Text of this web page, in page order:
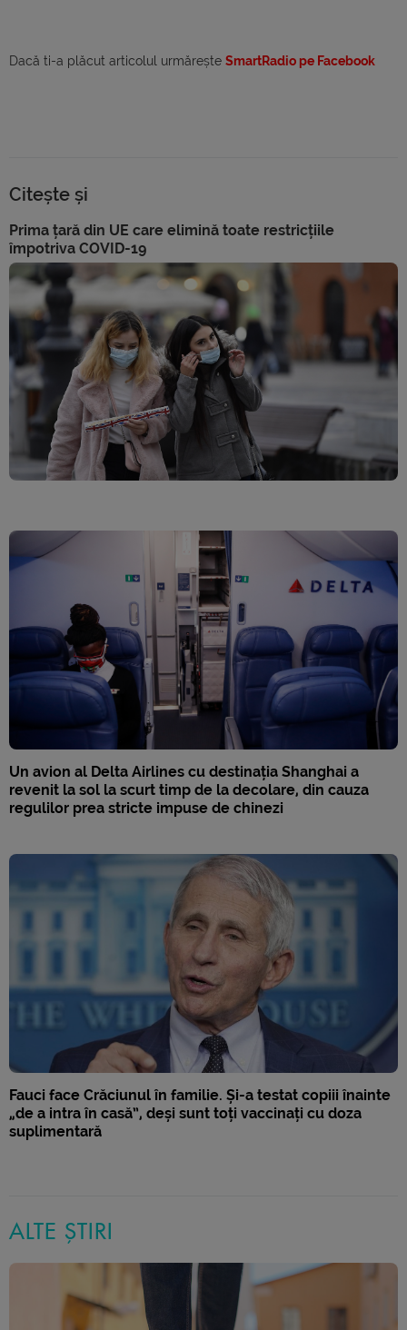
Dacă ti-a plăcut articolul urmărește SmartRadio pe Facebook
Citește și
Prima țară din UE care elimină toate restricțiile
împotriva COVID-19
Un avion al Delta Airlines cu destinația Shanghai a
revenit la sol la scurt timp de la decolare, din cauza
regulilor prea stricte impuse de chinezi
Fauci face Crăciunul în familie. Și-a testat copiii înainte
„de a intra în casă”, deși sunt toți vaccinați cu doza
suplimentară
ALTE ȘTIRI